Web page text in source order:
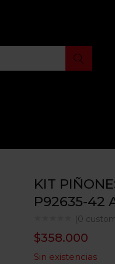
KIT
P92635-42
(0
$358.000
Sin existencias